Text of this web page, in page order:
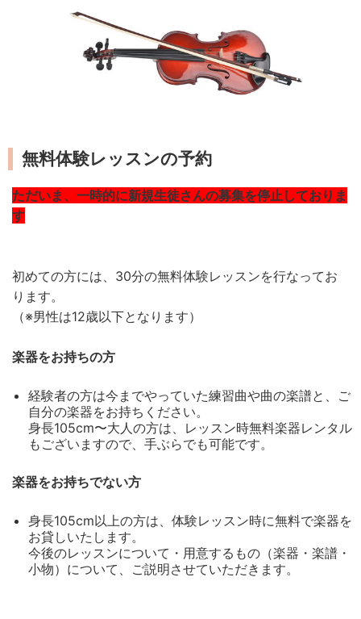
無料体験レッスンの予約
ただいま、一時的に新規生徒さんの募集を停止しておりま
す
初めての方には、30分の無料体験レッスンを行なってお
ります。
（※男性は12歳以下となります）
楽器をお持ちの方
経験者の方は今までやっていた練習曲や曲の楽譜と、ご
自分の楽器をお持ちください。
身長105cm〜大人の方は、レッスン時無料楽器レンタル
もございますので、手ぶらでも可能です。
楽器をお持ちでない方
身長105cm以上の方は、体験レッスン時に無料で楽器を
お貸しいたします。
今後のレッスンについて・用意するもの（楽器・楽譜・
小物）について、ご説明させていただきます。